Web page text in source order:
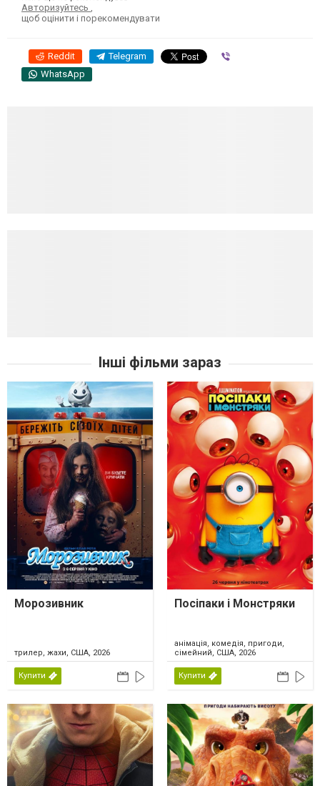
Авторизуйтесь ,
щоб оцінити і порекомендувати
Reddit Telegram
WhatsApp
Інші фільми зараз
Морозивник
трилер, жахи, США, 2026
Купити
Посіпаки і Монстряки
анімація, комедія, пригоди,
сімейний, США, 2026
Купити